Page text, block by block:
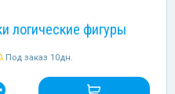
логические фигуры
Под заказ 10дн.